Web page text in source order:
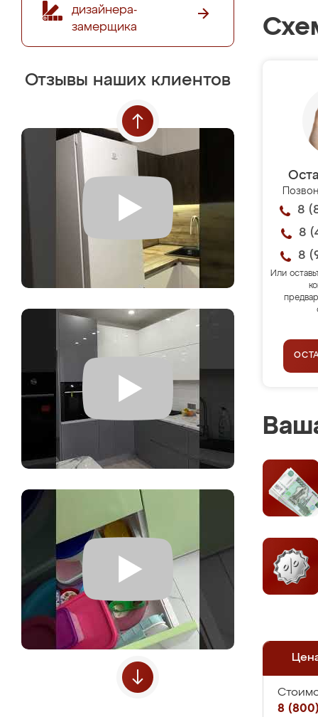
дизайнера-
замерщика
Отзывы наших клиентов
8
8
8
Или
8